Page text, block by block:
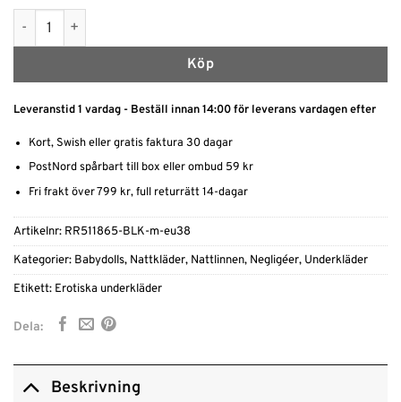
Nattlinne Extrem Push up Bh mängd
Köp
Leveranstid 1 vardag - Beställ innan 14:00 för leverans vardagen efter
Kort, Swish eller gratis faktura 30 dagar
PostNord spårbart till box eller ombud 59 kr
Fri frakt över 799 kr, full returrätt 14-dagar
Artikelnr: RR511865-BLK-m-eu38
Kategorier: Babydolls, Nattkläder, Nattlinnen, Negligéer, Underkläder
Etikett: Erotiska underkläder
Dela:
Beskrivning